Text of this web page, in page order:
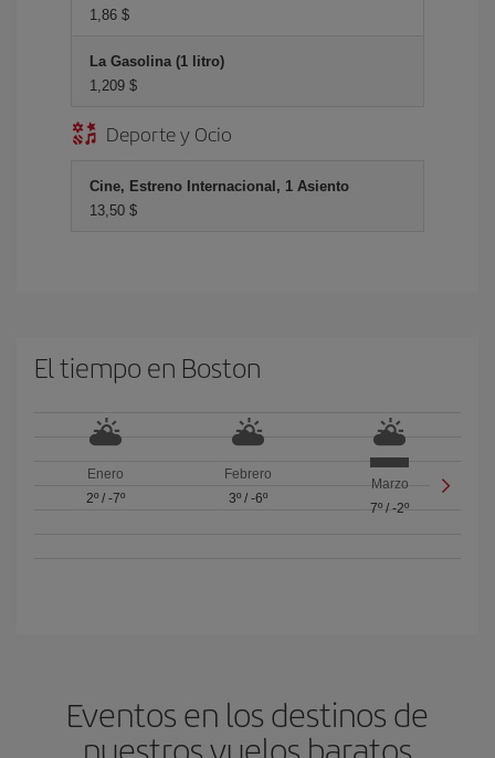
1,86 $
La Gasolina (1 litro)
1,209 $
Deporte y Ocio
Cine, Estreno Internacional, 1 Asiento
13,50 $
El tiempo en Boston
Enero
2º/ -7º
Febrero
3º/ -6º
Marzo
7º /-2º
Eventos en los destinos de